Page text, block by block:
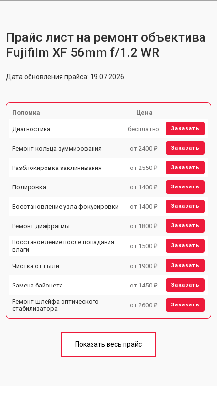
Прайс лист на ремонт объектива
Fujifilm XF 56mm f/1.2 WR
Дата обновления прайса: 19.07.2026
Поломка Цена
Диагностика бесплатно Заказать
Ремонт кольца зуммирования от 2400 ₽ Заказать
Разблокировка заклинивания от 2550 ₽ Заказать
Полировка от 1400 ₽ Заказать
Восстановление узла фокусировки от 1400 ₽ Заказать
Ремонт диафрагмы от 1800 ₽ Заказать
Восстановление после попадания
влаги
от 1500 ₽ Заказать
Чистка от пыли от 1900 ₽ Заказать
Замена байонета от 1450 ₽ Заказать
Ремонт шлейфа оптического
стабилизатора
от 2600 ₽ Заказать
Показать весь прайс